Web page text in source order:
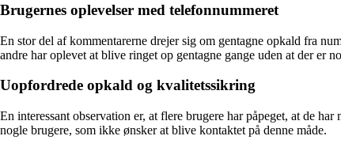
Brugernes oplevelser med telefonnummeret
En stor del af kommentarerne drejer sig om gentagne opkald fra
andre har oplevet at blive ringet op gentagne gange uden at der er
Uopfordrede opkald og kvalitetssikring
En interessant observation er, at flere brugere har påpeget, at de
nogle brugere, som ikke ønsker at blive kontaktet på denne måde.